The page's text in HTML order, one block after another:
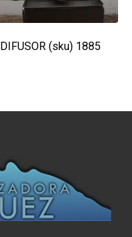
DIFUSOR (sku) 1885